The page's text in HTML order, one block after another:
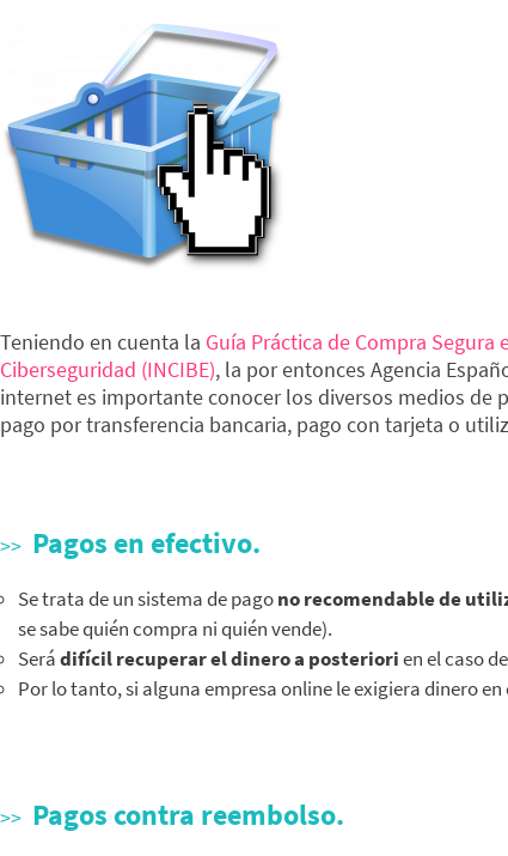
Teniendo en cuenta la Guía Práctica de Compra Segura
Ciberseguridad (INCIBE), la por entonces Agencia
internet es importante conocer los diversos medios de
pago por transferencia bancaria, pago con tarjeta o
Pagos en efectivo.
Se trata de un sistema de pagono recomendable de
se sabe quién compra ni quién vende).
Serádifícil recuperar el dinero a posteriorien el caso
Por lo tanto, si alguna empresa online le exigiera dinero
Pagos contra reembolso.